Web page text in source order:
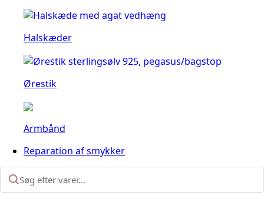
Halskæder
Ørestik
Armbånd
Reparation af smykker